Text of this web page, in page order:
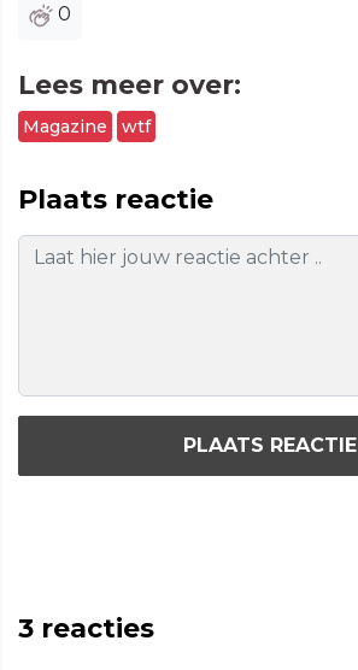
0
Lees meer over:
Magazine wtf
Plaats reactie
PLAATS REACTIE
3 reacties